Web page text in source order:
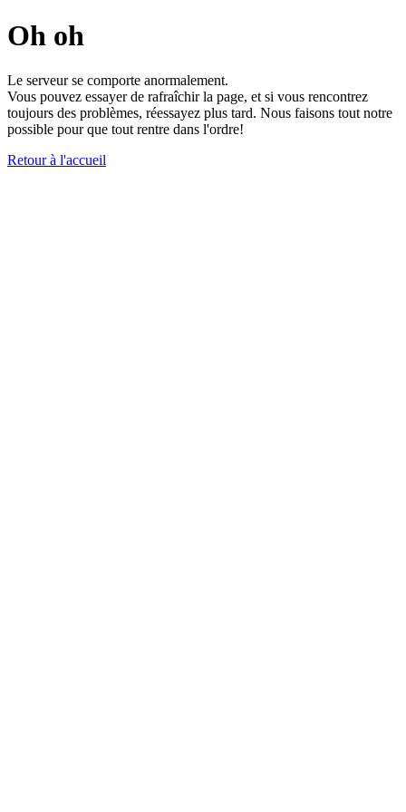
Oh oh
Le serveur se comporte anormalement.
Vous pouvez essayer de rafraîchir la page, et si vous rencontrez
toujours des problèmes, réessayez plus tard. Nous faisons tout notre
possible pour que tout rentre dans l'ordre!
Retour à l'accueil